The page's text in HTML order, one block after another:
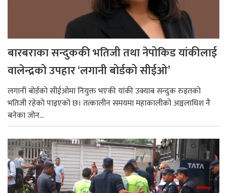
बारबराका सन्दुककी भतिजी तथा नेपोकिड यांकीलाई
वालेन्द्रको उपहार ‘लगानी बोर्डको सीईओ’
लगानी बोर्डको सीईओमा नियुक्त भएकी यांकी उक्याब सन्दुक रुइतको
भतिजी रहेको पाइएको छ। तत्कालीन समयमा महाकालीको अञ्चलाधिश नै
बनेका जोन...